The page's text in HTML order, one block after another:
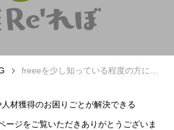
方へ
contents
freeeを少し知っている程度の方に使用方法を教わると逆にグチャグチャになります
材獲得のお困りごとが解決できる
ージをご覧いただきありがとうございま